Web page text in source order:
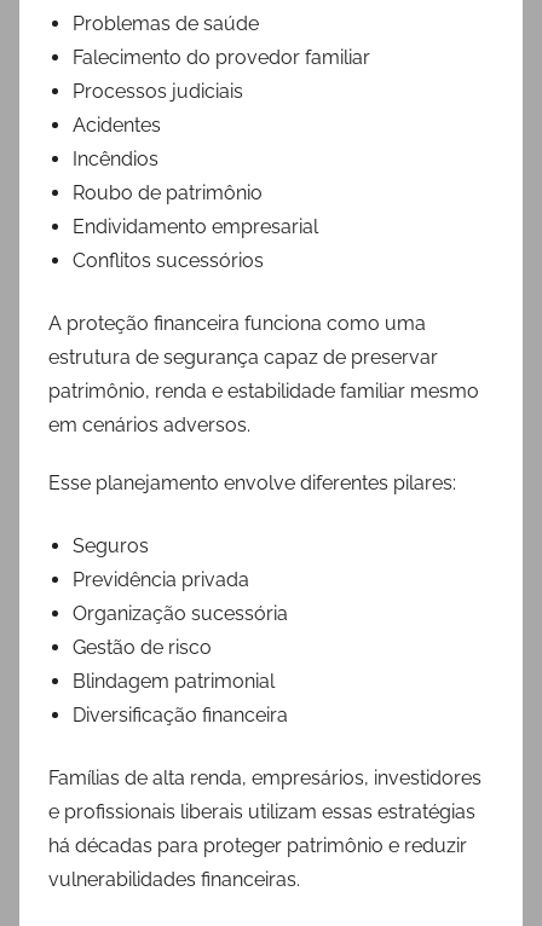
Problemas de saúde
Falecimento do provedor familiar
Processos judiciais
Acidentes
Incêndios
Roubo de patrimônio
Endividamento empresarial
Conflitos sucessórios
A proteção financeira funciona como uma
estrutura de segurança capaz de preservar
patrimônio, renda e estabilidade familiar mesmo
em cenários adversos.
Esse planejamento envolve diferentes pilares:
Seguros
Previdência privada
Organização sucessória
Gestão de risco
Blindagem patrimonial
Diversificação financeira
Famílias de alta renda, empresários, investidores
e profissionais liberais utilizam essas estratégias
há décadas para proteger patrimônio e reduzir
vulnerabilidades financeiras.